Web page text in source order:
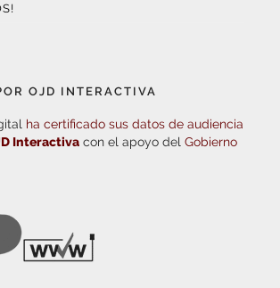
OJD INTERACTIVA
ha certificado sus datos de audiencia
Interactiva con el apoyo del Gobierno